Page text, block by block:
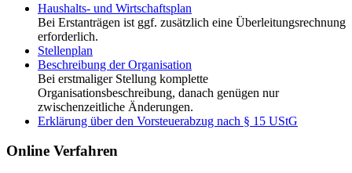
Haushalts- und Wirtschaftsplan
Bei Erstanträgen ist ggf. zusätzlich eine Überleitungsrechnung
erforderlich.
Stellenplan
Beschreibung der Organisation
Bei erstmaliger Stellung komplette
Organisationsbeschreibung, danach genügen nur
zwischenzeitliche Änderungen.
Erklärung über den Vorsteuerabzug nach § 15 UStG
Online Verfahren